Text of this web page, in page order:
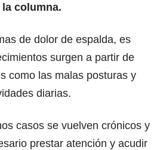
columna.
de dolor de espalda, es
surgen a partir de
como las malas posturas y
diarias.
casos se vuelven crónicos y
prestar atención y acudir